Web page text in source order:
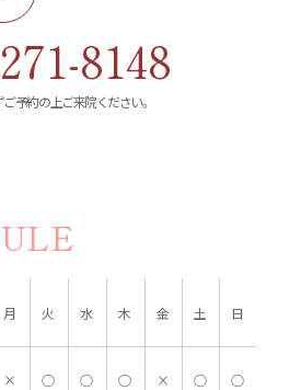
8148
予約の上ご来院ください。
月 火 水 木 金 土 日
× ○ ○ ○ × ○ ○